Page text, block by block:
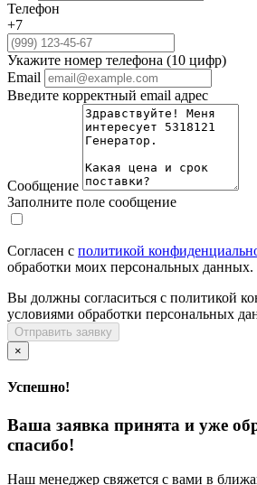
Телефон
+7
Укажите номер телефона (10 цифр)
Email
Введите корректный email адрес
Сообщение
Заполните поле сообщение
Согласен с политикой
обработки моих персональных данных.
Вы должны согласиться с политикой
условиями обработки персональных
Отправить заявку
×
Успешно!
Ваша заявка принята и уже
спасибо!
Наш менеджер свяжется с вами в